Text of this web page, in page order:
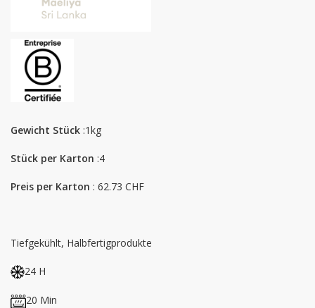
Gewicht Stück :1kg
Stück per Karton :4
Preis per Karton : 62.73 CHF
Tiefgekühlt, Halbfertigprodukte
24 H
20 Min